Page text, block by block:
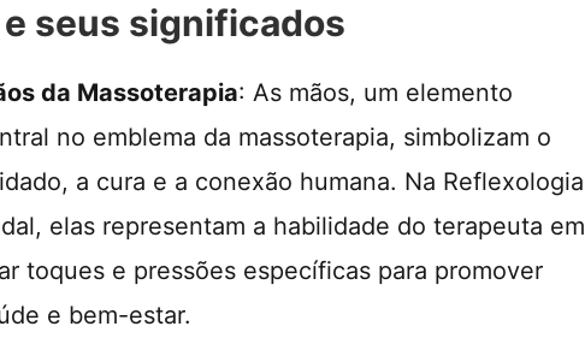
e seus significados
da Massoterapia: As mãos, um elemento
no emblema da massoterapia, simbolizam o
a cura e a conexão humana. Na Reflexologia
elas representam a habilidade do terapeuta em
toques e pressões específicas para promover
e bem-estar.